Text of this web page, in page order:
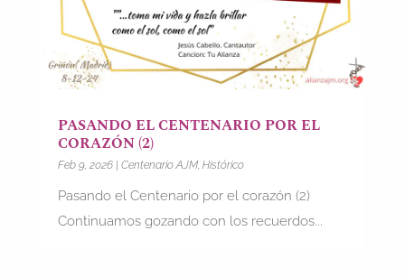
PASANDO EL CENTENARIO POR EL
CORAZÓN (2)
Feb 9, 2026| Centenario AJM, Histórico
Pasando el Centenario por el corazón (2)
Continuamos gozando con los recuerdos...